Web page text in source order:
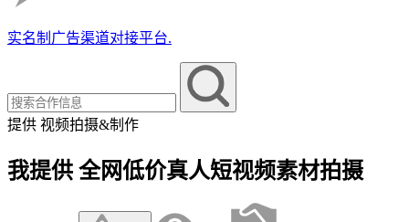
实名制广告渠道对接平台.
提供 视频拍摄&制作
我提供 全网低价真人短视频素材拍摄